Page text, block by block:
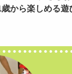
から楽しめる遊